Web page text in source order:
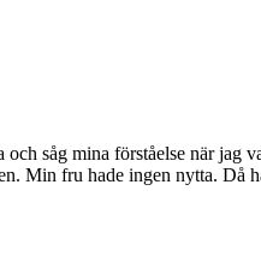
såg mina förståelse när
Min fru hade ingen nytta.